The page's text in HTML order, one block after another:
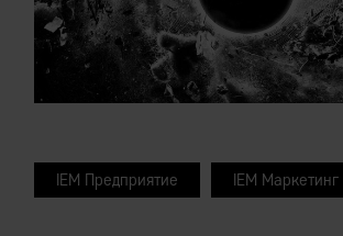
IEM Предприятие IEM Маркетинг